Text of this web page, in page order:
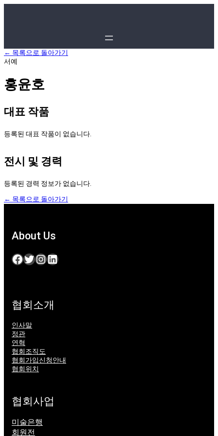
← 목록으로 돌아가기
서예
홍윤호
대표 작품
등록된 대표 작품이 없습니다.
전시 및 경력
등록된 경력 정보가 없습니다.
← 목록으로 돌아가기
About Us
Facebook Twitter InstagramLinkedIn
협회소개
인사말
정관
연혁
협회조직도
협회가입신청안내
협회위치
협회사업
미술은행
회원전